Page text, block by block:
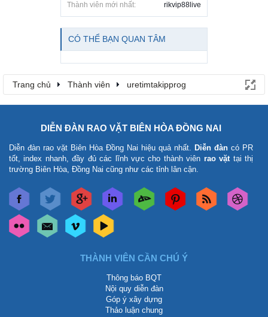
Thành viên mới nhất:
rikvip88live
CÓ THỂ BẠN QUAN TÂM
Trang chủ Thành viên uretimtakipprog
DIỄN ĐÀN RAO VẶT BIÊN HÒA ĐỒNG NAI
Diễn đàn rao vặt Biên Hòa Đồng Nai hiệu quả nhất. Diễn đàn có PR
tốt, index nhanh, đầy đủ các lĩnh vực cho thành viên rao vặttại thị
trường Biên Hòa, Đồng Nai cũng như các tỉnh lân cận.
THÀNH VIÊN CẦN CHÚ Ý
Thông báo BQT
Nội quy diễn đàn
Góp ý xây dựng
Thảo luận chung